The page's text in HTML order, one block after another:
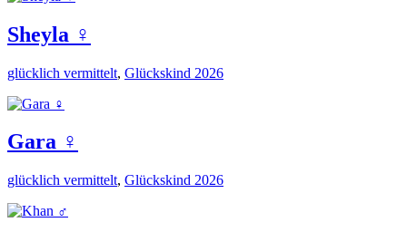
Sheyla ♀️
glücklich vermittelt, Glückskind 2026
Gara ♀️
glücklich vermittelt, Glückskind 2026